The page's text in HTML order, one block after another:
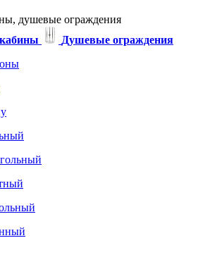
душевые ограждения
Душевые ограждения